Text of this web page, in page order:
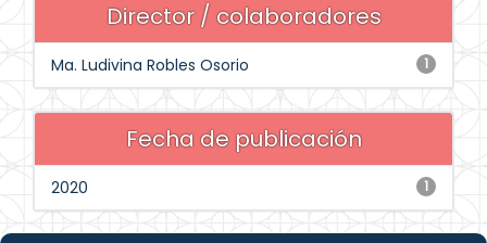
Director / colaboradores
1
Ma. Ludivina Robles Osorio
Fecha de publicación
1
2020